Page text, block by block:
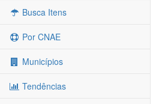
Busca Itens
Por CNAE
Municípios
Tendências